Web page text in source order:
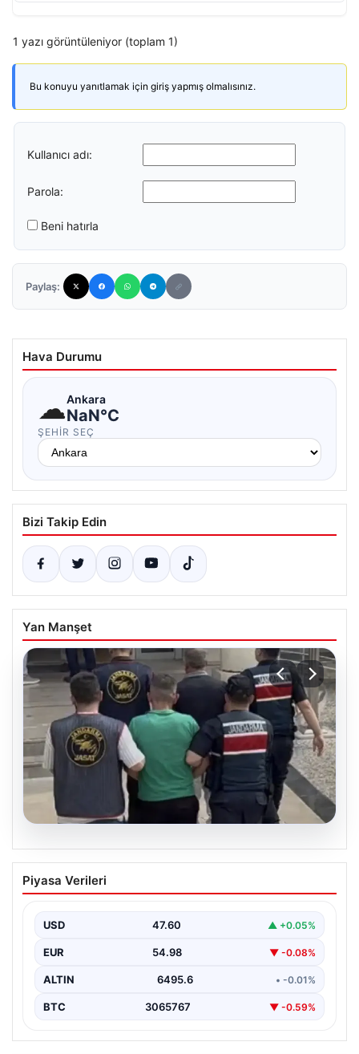
1 yazı görüntüleniyor (toplam 1)
Bu konuyu yanıtlamak için giriş yapmış olmalısınız.
Kullanıcı adı:
Parola:
Beni hatırla
Paylaş:
Hava Durumu
☁Ankara
NaN°C
ŞEHIR SEÇ
Bizi Takip Edin
Yan Manşet
06.08.2026
Böyle hırsızlık görülmedi! Baz
istasyonlarından 2 milyonluk akü
Piyasa Verileri
USD 47.60 ▲ +0.05%
EUR 54.98 ▼ -0.08%
ALTIN 6495.6 • -0.01%
BTC 3065767 ▼ -0.59%